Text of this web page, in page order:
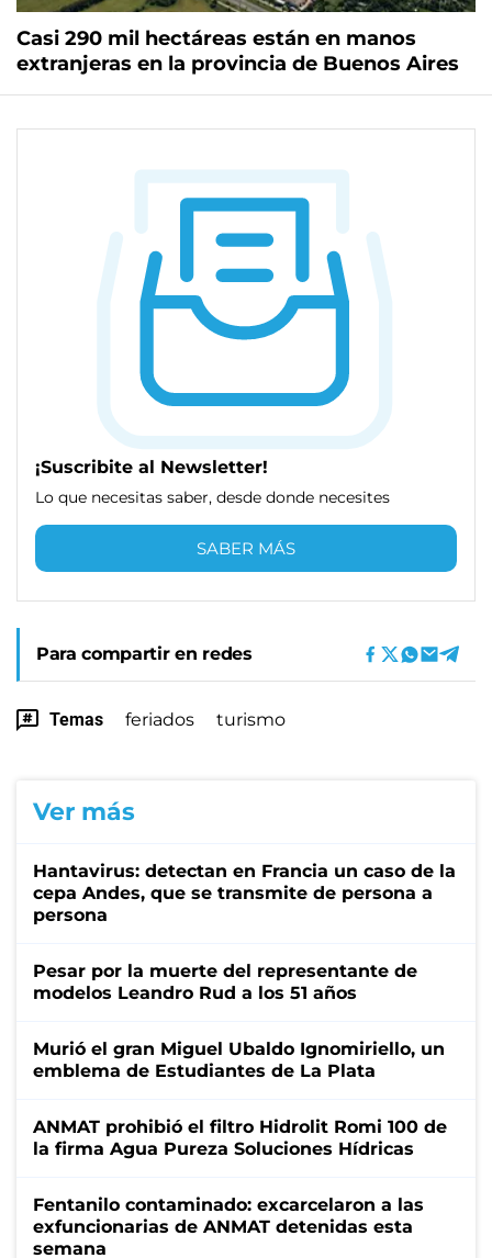
Casi 290 mil hectáreas están en manos
extranjeras en la provincia de Buenos Aires
¡Suscribite al Newsletter!
Lo que necesitas saber, desde donde necesites
SABER MÁS
Para compartir en redes
Temas feriados turismo
Ver más
Hantavirus: detectan en Francia un caso de la
cepa Andes, que se transmite de persona a
persona
Pesar por la muerte del representante de
modelos Leandro Rud a los 51 años
Murió el gran Miguel Ubaldo Ignomiriello, un
emblema de Estudiantes de La Plata
ANMAT prohibió el filtro Hidrolit Romi 100 de
la firma Agua Pureza Soluciones Hídricas
Fentanilo contaminado: excarcelaron a las
exfuncionarias de ANMAT detenidas esta
semana